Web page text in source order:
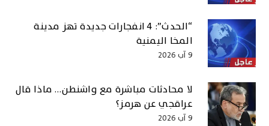
“الحدث”: 4 انفجارات جديدة تهز مدينة
المخا اليمنية
9 آب 2026
لا محادثات مباشرة مع واشنطن… ماذا قال
عراقجي عن هرمز؟
9 آب 2026